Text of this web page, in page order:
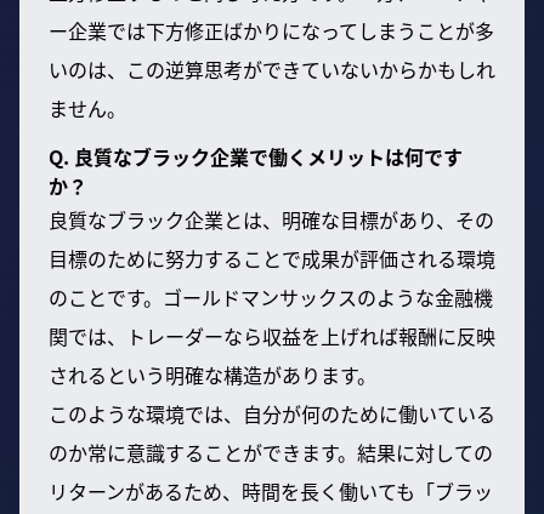
ー企業では下方修正ばかりになってしまうことが多
いのは、この逆算思考ができていないからかもしれ
ません。
Q. 良質なブラック企業で働くメリットは何です
か？
良質なブラック企業とは、明確な目標があり、その
目標のために努力することで成果が評価される環境
のことです。ゴールドマンサックスのような金融機
関では、トレーダーなら収益を上げれば報酬に反映
されるという明確な構造があります。
このような環境では、自分が何のために働いている
のか常に意識することができます。結果に対しての
リターンがあるため、時間を長く働いても「ブラッ